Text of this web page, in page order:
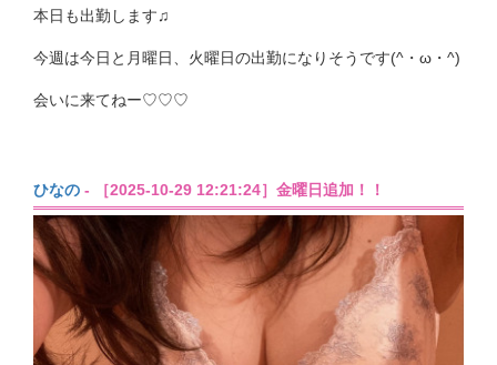
本日も出勤します♫
今週は今日と月曜日、火曜日の出勤になりそうです(^・ω・^)
会いに来てねー♡♡♡
ひなの - ［2025-10-29 12:21:24］金曜日追加！！